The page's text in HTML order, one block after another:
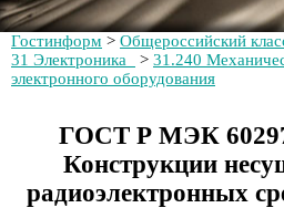
Гостинформ > Общероссийский
31 Электроника
> 31.240
электронного оборудования
ГОСТ Р МЭК
Конструкции
радиоэлектронных